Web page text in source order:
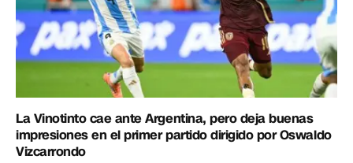
La Vinotinto cae ante Argentina, pero deja buenas
impresiones en el primer partido dirigido por Oswaldo
Vizcarrondo